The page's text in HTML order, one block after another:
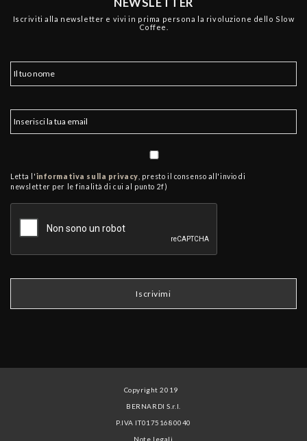
Iscriviti alla newsletter e vivi in prima persona la rivoluzione dello Slow
Coffee.
Letta l'informativa sulla privacy , presto il consenso all'invio di
newsletter per le finalità di cui al punto 2f)
Copyright 2019
BERNARDI S.r.l.
P.IVA IT01751680040
Note legali